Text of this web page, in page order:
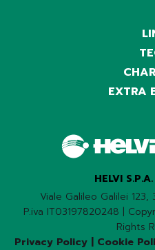
EXTRA
HELVI S.P.A.
Viale Galileo Galilei
P.iva IT03197820248 |
Rights
Privacy Policy| Cookie